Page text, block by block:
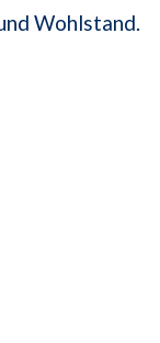
Wohlstand.